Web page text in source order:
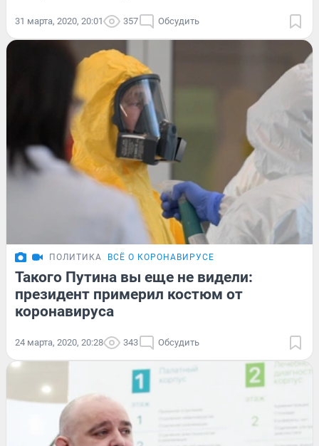
31 марта, 2020, 20:01 357 Обсудить
ПОЛИТИКА ВСЁ О КОРОНАВИРУСЕ
Такого Путина вы еще не видели:
президент примерил костюм от
коронавируса
24 марта, 2020, 20:28 343 Обсудить